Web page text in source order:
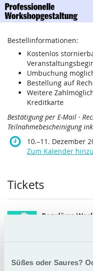
Süßes oder Saures?
Zum
Haupt-
springen
10.–
Dezember
2026
Bestellinformationen:
Kostenlos
Umbuchung
Bestellung auf
Weitere
Kreditkarte
Bestätigung per E-Mail ·
Teilnahmebescheinigung
10.–bis
11. Dezember
Zum Kalender
Produkte
Tickets
Reguläres